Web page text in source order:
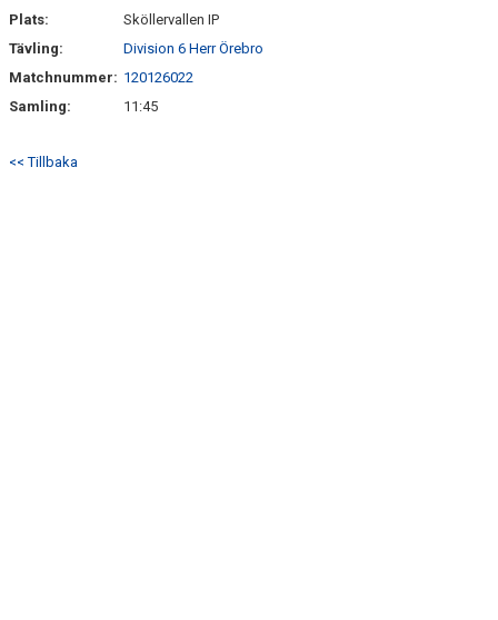
BILDGALLERI
Plats:
Sköllervallen IP
Tävling:
Division 6 Herr Örebro
Matchnummer: 120126022
Samling:
11:45
<< Tillbaka